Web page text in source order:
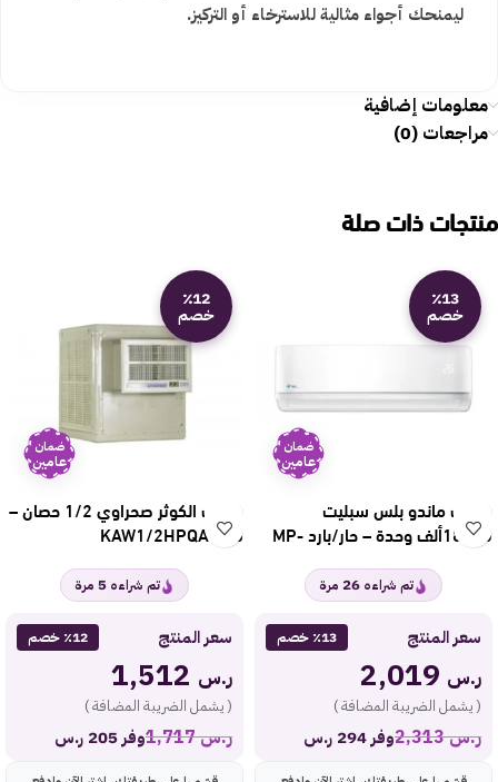
ليمنحك أجواء مثالية للاسترخاء أو التركيز.
معلومات إضافية
مراجعات (0)
منتجات ذات صلة
٪13
خصم
ضمان
عامين
مكيف ماندو بلس سبليت
18200ألف وحدة – حار/بارد MP-
SERM-18H
تم شراءه 26 مرة
سعر المنتج ٪13 خصم
ر.س
( يشمل الضريبة المضافة )
ر.س2,313 وفر 294 ر.س
٪12
خصم
ضمان
عامين
مكيف الكوثر صحراوي 1/2 حصان –
قش KAW1/2HPQA
تم شراءه 5 مرة
سعر المنتج ٪12 خصم
ر.س
( يشمل الضريبة المضافة )
ر.س1,717 وفر 205 ر.س